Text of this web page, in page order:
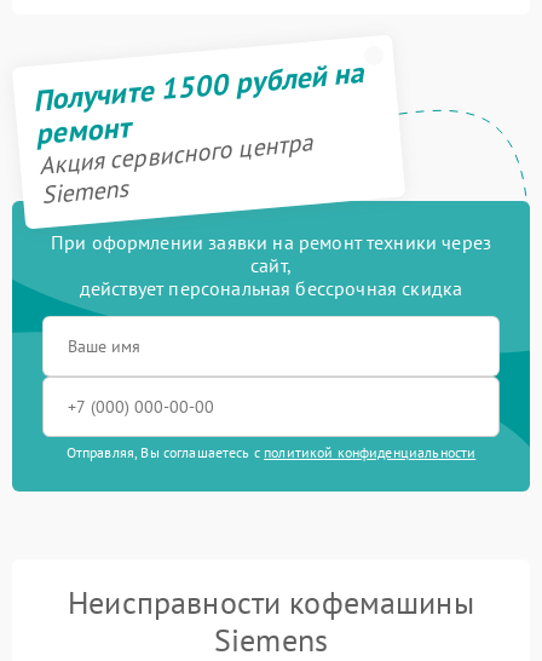
Получите 1500 рублей на
ремонт
Акция сервисного центра
Siemens
При оформлении заявки на ремонт техники через
сайт,
действует персональная бессрочная скидка
Отправляя, Вы соглашаетесь с политикой конфиденциальности
Неисправности кофемашины
Siemens